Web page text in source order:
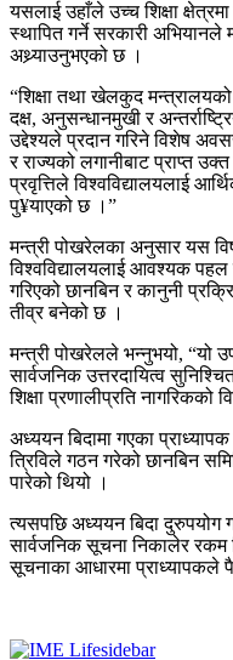
यसलाई उहाँले उच्च शिक्षा
स्थापित गर्ने सरकारी अभियानले
अथ्र्याउनुभएको छ ।
“शिक्षा तथा खेलकुद
दक्ष, अनुसन्धानमुखी र
उद्देश्यले प्रदान गरिने विशेष
र राज्यको लगानीबाट प्राप्त
प्रवृत्तिले विश्वविद्यालयलाई
पु¥याएको छ ।”
मन्त्री पोखरेलका अनुसार यस
विश्वविद्यालयलाई आवश्यक पहल
गरिएको छानबिन र कानुनी
तीव्र बनेको छ ।
मन्त्री पोखरेलले भन्नुभयो, “यो
सार्वजनिक उत्तरदायित्व
शिक्षा प्रणालीप्रति नागरिकको
अध्ययन बिदामा गएका
त्रिविले गठन गरेको छानबिन
पारेको थियो ।
त्यसपछि अध्ययन बिदा दुरुपयोग
सार्वजनिक सूचना निकालेर रकम
सूचनाका आधारमा प्राध्यापकले